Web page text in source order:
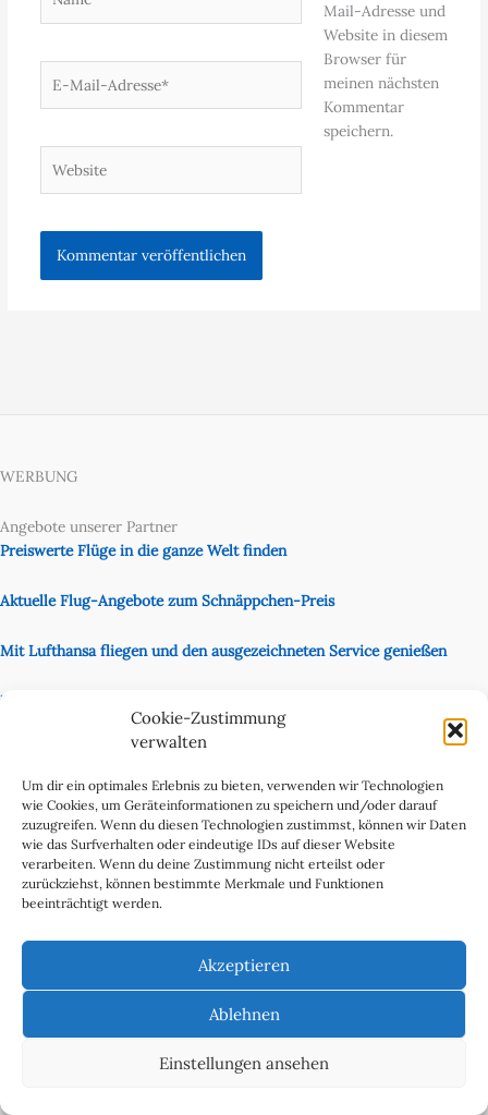
Cookie-Zustimmung
verwalten
Um dir ein optimales Erlebnis zu bieten, verwenden wir Technologien
wie Cookies, um Geräteinformationen zu speichern und/oder darauf
zuzugreifen. Wenn du diesen Technologien zustimmst, können wir Daten
wie das Surfverhalten oder eindeutige IDs auf dieser Website
verarbeiten. Wenn du deine Zustimmung nicht erteilst oder
zurückziehst, können bestimmte Merkmale und Funktionen
beeinträchtigt werden.
Akzeptieren
Ablehnen
Einstellungen ansehen
Mail-
Mail-Adresse und
Website in diesem
Browser für
meinen nächsten
Kommentar
speichern.
WERBUNG
Angebote unserer Partner
Preiswerte Flüge in die ganze Welt finden
Aktuelle Flug-Angebote zum Schnäppchen-Preis
Mit Lufthansa fliegen und den ausgezeichneten Service genießen
Preiswert mit Eurowings fliegen
Content Creator
Cookie-Richtlinie (EU)
Impressum & Kontakt